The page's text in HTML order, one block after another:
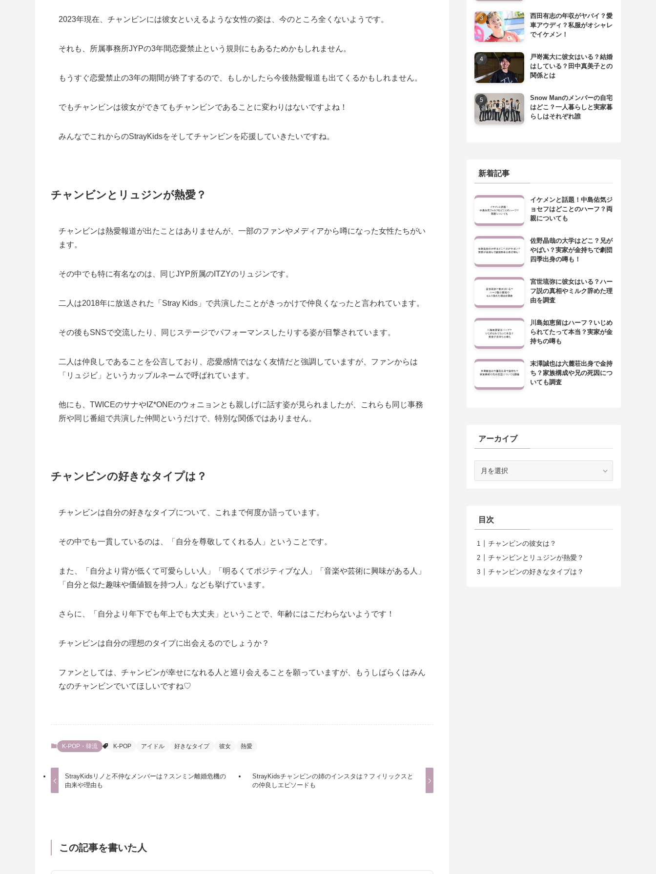
2023年現在、チャンビンには彼女といえるような女性の姿は、今のところ全くないようです。
それも、所属事務所JYPの3年間恋愛禁止という規則にもあるためかもしれません。
もうすぐ恋愛禁止の3年の期間が終了するので、もしかしたら今後熱愛報道も出てくるかもしれません。
でもチャンビンは彼女ができてもチャンビンであることに変わりはないですよね！
みんなでこれからのStrayKidsをそしてチャンビンを応援していきたいですね。
チャンビンとリュジンが熱愛？
チャンビンは熱愛報道が出たことはありませんが、一部のファンやメディアから噂になった女性たちがい
ます。
その中でも特に有名なのは、同じJYP所属のITZYのリュジンです。
二人は2018年に放送された「Stray Kids」で共演したことがきっかけで仲良くなったと言われています。
その後もSNSで交流したり、同じステージでパフォーマンスしたりする姿が目撃されています。
二人は仲良しであることを公言しており、恋愛感情ではなく友情だと強調していますが、ファンからは
「リュジビ」というカップルネームで呼ばれています。
他にも、TWICEのサナやIZ*ONEのウォニョンとも親しげに話す姿が見られましたが、これらも同じ事務
所や同じ番組で共演した仲間というだけで、特別な関係ではありません。
チャンビンの好きなタイプは？
チャンビンは自分の好きなタイプについて、これまで何度か語っています。
その中でも一貫しているのは、「自分を尊敬してくれる人」ということです。
また、「自分より背が低くて可愛らしい人」「明るくてポジティブな人」「音楽や芸術に興味がある人」
「自分と似た趣味や価値観を持つ人」なども挙げています。
さらに、「自分より年下でも年上でも大丈夫」ということで、年齢にはこだわらないようです！
チャンビンは自分の理想のタイプに出会えるのでしょうか？
ファンとしては、チャンビンが幸せになれる人と巡り会えることを願っていますが、もうしばらくはみん
なのチャンビンでいてほしいですね♡
K-POP・韓流 K-POP アイドル 好きなタイプ 彼女 熱愛
StrayKidsリノと不仲なメンバーは？スンミン離婚危機の
由来や理由も
StrayKidsチャンビンの姉のインスタは？フィリックスと
の仲良しエピソードも
この記事を書いた人
西田有志の年収がヤバイ？愛
車アウディ？私服がオシャレ
でイケメン！
戸嵜嵩大に彼女はいる？結婚
はしている？田中真美子との
関係とは
Snow Manのメンバーの自宅
はどこ？一人暮らしと実家暮
らしはそれぞれ誰
新着記事
イケメンと話題！中島佑気ジ
ョセフはどことのハーフ？両
親についても
佐野晶哉の大学はどこ？兄が
やばい？実家が金持ちで劇団
四季出身の噂も！
宮世琉弥に彼女はいる？ハー
フ説の真相やミルク辞めた理
由を調査
川島如恵留はハーフ？いじめ
られてたって本当？実家が金
持ちの噂も
末澤誠也は六麓荘出身で金持
ち？家族構成や兄の死因につ
いても調査
アーカイブ
目次
チャンビンの彼女は？
チャンビンとリュジンが熱愛？
チャンビンの好きなタイプは？